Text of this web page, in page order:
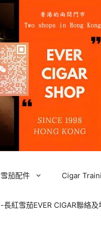
雪茄配件 Cigar
紅雪茄EVER CIGAR聯絡及